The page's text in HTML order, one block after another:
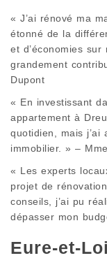
« J’ai rénové ma
étonné de la
et d’économies
grandement
Dupont
« En investissant
appartement à
quotidien, mais j’ai
immobilier. » –
« Les experts
projet de
conseils, j’ai pu
dépasser mon
Eure-et-